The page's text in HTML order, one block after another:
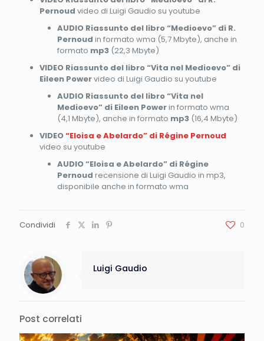
Pernoud video di Luigi Gaudio su youtube
AUDIO Riassunto del libro “Medioevo” di R.
Pernoud in formato wma (5,7 Mbyte), anche in
formato mp3(22,3 Mbyte)
VIDEO Riassunto del libro “Vita nel Medioevo” di
Eileen Powervideo di Luigi Gaudio su youtube
AUDIO Riassunto del libro “Vita nel
Medioevo” di Eileen Powerin formato wma
(4,1 Mbyte), anche in formato mp3(16,4 Mbyte)
VIDEO“Eloisa e Abelardo” di Régine Pernoud
video su youtube
AUDIO“Eloisa e Abelardo” di Régine
Pernoud recensione di Luigi Gaudio in mp3,
disponibile anche in formato wma
Condividi 0
Luigi Gaudio
Post correlati